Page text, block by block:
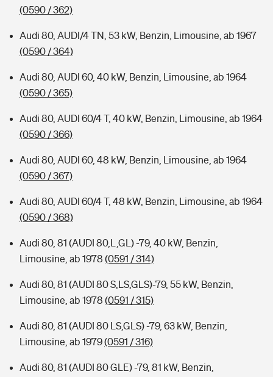
(0590 / 362)
Audi 80, AUDI/4 TN, 53 kW, Benzin, Limousine, ab 1967
(0590 / 364)
Audi 80, AUDI 60, 40 kW, Benzin, Limousine, ab 1964
(0590 / 365)
Audi 80, AUDI 60/4 T, 40 kW, Benzin, Limousine, ab 1964
(0590 / 366)
Audi 80, AUDI 60, 48 kW, Benzin, Limousine, ab 1964
(0590 / 367)
Audi 80, AUDI 60/4 T, 48 kW, Benzin, Limousine, ab 1964
(0590 / 368)
Audi 80, 81 (AUDI 80,L,GL) -79, 40 kW, Benzin,
Limousine, ab 1978 (0591 / 314)
Audi 80, 81 (AUDI 80 S,LS,GLS)-79, 55 kW, Benzin,
Limousine, ab 1978 (0591 / 315)
Audi 80, 81 (AUDI 80 LS,GLS) -79, 63 kW, Benzin,
Limousine, ab 1979(0591 / 316)
Audi 80, 81 (AUDI 80 GLE) -79, 81 kW, Benzin,